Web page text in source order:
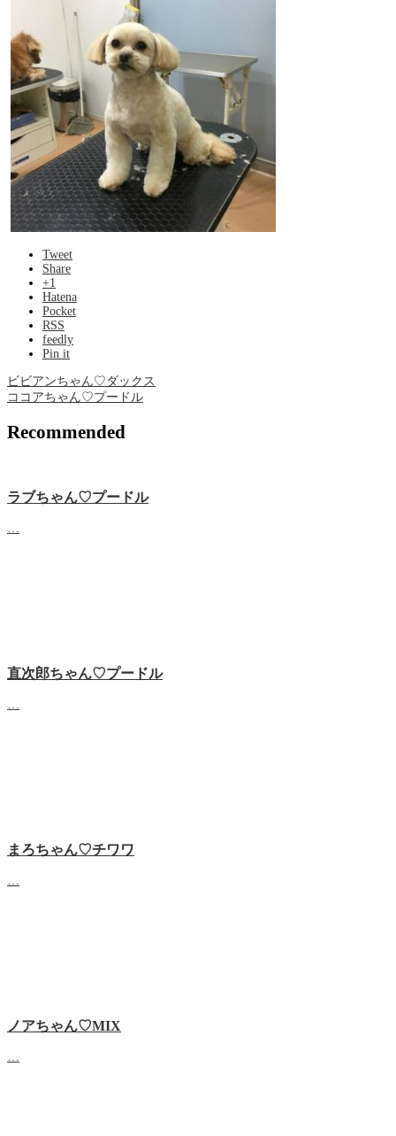
Tweet
Share
+1
Hatena
Pocket
RSS
feedly
Pin it
ビビアンちゃん♡ダックス
ココアちゃん♡プードル
Recommended
ラブちゃん♡プードル
直次郎ちゃん♡プードル
まろちゃん♡チワワ
ノアちゃん♡‬MIX